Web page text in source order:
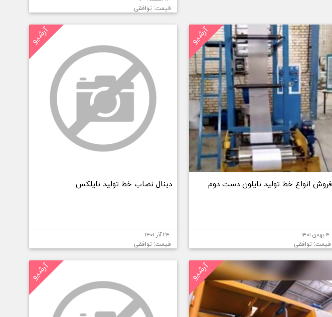
قیمت: توافقی
آرشیو
فروش انواع خط تولید نایلون دست دوم
۴ بهمن ۱۴۰۱
قیمت: توافقی
آرشیو
دبنال نصاب خط تولید نایلکس
۲۴ آذر ۱۴۰۱
قیمت: توافقی
آرشیو آرشیو